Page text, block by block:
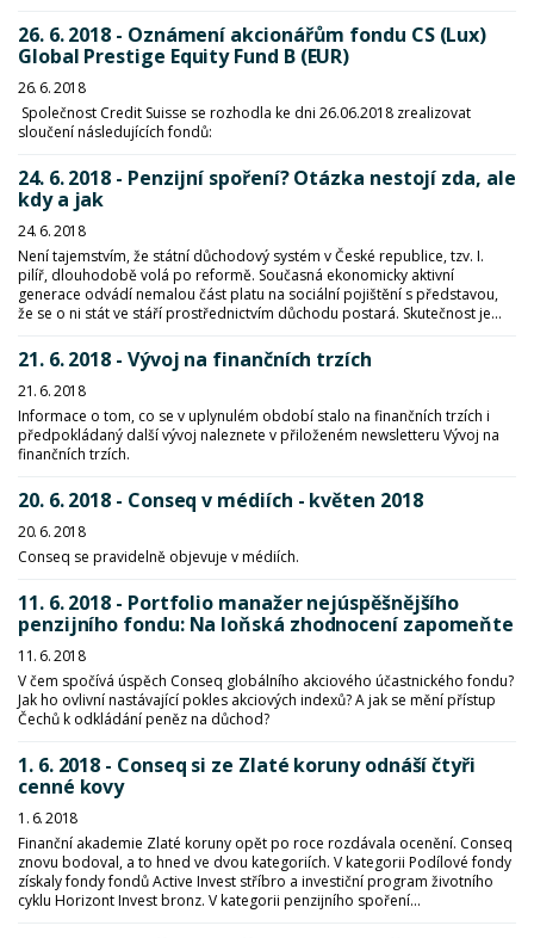
26. 6. 2018 - Oznámení akcionářům fondu CS (Lux)
Global Prestige Equity Fund B (EUR)
26. 6. 2018
Společnost Credit Suisse se rozhodla ke dni 26.06.2018 zrealizovat
sloučení následujících fondů:
24. 6. 2018 - Penzijní spoření? Otázka nestojí zda, ale
kdy a jak
24. 6. 2018
Není tajemstvím, že státní důchodový systém v České republice, tzv. I.
pilíř, dlouhodobě volá po reformě. Současná ekonomicky aktivní
generace odvádí nemalou část platu na sociální pojištění s představou,
že se o ni stát ve stáří prostřednictvím důchodu postará. Skutečnost je...
21. 6. 2018 - Vývoj na finančních trzích
21. 6. 2018
Informace o tom, co se v uplynulém období stalo na finančních trzích i
předpokládaný další vývoj naleznete v přiloženém newsletteru Vývoj na
finančních trzích.
20. 6. 2018 - Conseq v médiích - květen 2018
20. 6. 2018
Conseq se pravidelně objevuje v médiích.
11. 6. 2018 - Portfolio manažer nejúspěšnějšího
penzijního fondu: Na loňská zhodnocení zapomeňte
11. 6. 2018
V čem spočívá úspěch Conseq globálního akciového účastnického fondu?
Jak ho ovlivní nastávající pokles akciových indexů? A jak se mění přístup
Čechů k odkládání peněz na důchod?
1. 6. 2018 - Conseq si ze Zlaté koruny odnáší čtyři
cenné kovy
1. 6. 2018
Finanční akademie Zlaté koruny opět po roce rozdávala ocenění. Conseq
znovu bodoval, a to hned ve dvou kategoriích. V kategorii Podílové fondy
získaly fondy fondů Active Invest stříbro a investiční program životního
cyklu Horizont Invest bronz. V kategorii penzijního spoření...